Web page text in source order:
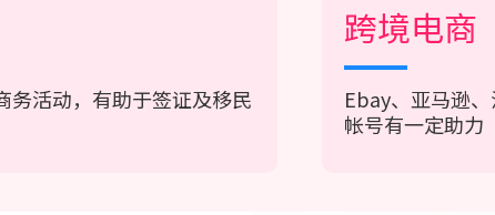
务活动，有助于签证及移民
跨境电商
Ebay、亚马逊
帐号有一定助力